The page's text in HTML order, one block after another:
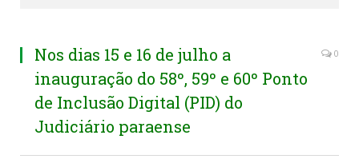
Nos dias 15 e 16 de julho a
inauguração do 58º, 59º e 60º Ponto
de Inclusão Digital (PID) do
Judiciário paraense
0